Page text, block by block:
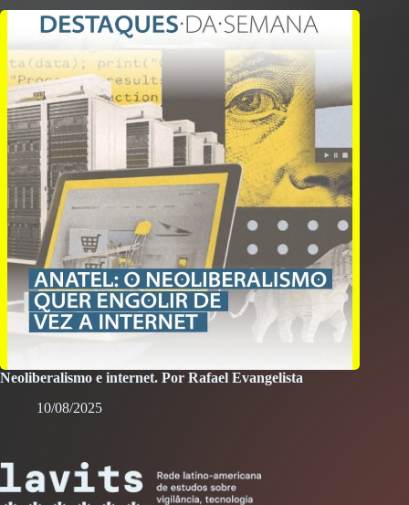
Neoliberalismo e internet. Por Rafael Evangelista
10/08/2025